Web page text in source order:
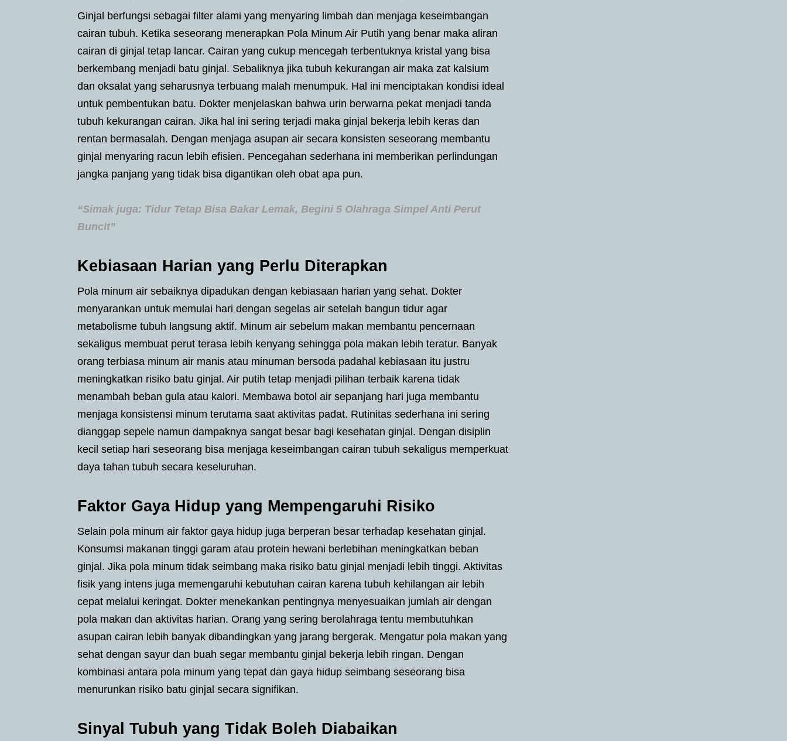
Ginjal berfungsi sebagai filter alami yang menyaring limbah dan menjaga keseimbangan
cairan tubuh. Ketika seseorang menerapkan Pola Minum Air Putih yang benar maka aliran
cairan di ginjal tetap lancar. Cairan yang cukup mencegah terbentuknya kristal yang bisa
berkembang menjadi batu ginjal. Sebaliknya jika tubuh kekurangan air maka zat kalsium
dan oksalat yang seharusnya terbuang malah menumpuk. Hal ini menciptakan kondisi ideal
untuk pembentukan batu. Dokter menjelaskan bahwa urin berwarna pekat menjadi tanda
tubuh kekurangan cairan. Jika hal ini sering terjadi maka ginjal bekerja lebih keras dan
rentan bermasalah. Dengan menjaga asupan air secara konsisten seseorang membantu
ginjal menyaring racun lebih efisien. Pencegahan sederhana ini memberikan perlindungan
jangka panjang yang tidak bisa digantikan oleh obat apa pun.
“Simak juga: Tidur Tetap Bisa Bakar Lemak, Begini 5 Olahraga Simpel Anti Perut
Buncit”
Kebiasaan Harian yang Perlu Diterapkan
Pola minum air sebaiknya dipadukan dengan kebiasaan harian yang sehat. Dokter
menyarankan untuk memulai hari dengan segelas air setelah bangun tidur agar
metabolisme tubuh langsung aktif. Minum air sebelum makan membantu pencernaan
sekaligus membuat perut terasa lebih kenyang sehingga pola makan lebih teratur. Banyak
orang terbiasa minum air manis atau minuman bersoda padahal kebiasaan itu justru
meningkatkan risiko batu ginjal. Air putih tetap menjadi pilihan terbaik karena tidak
menambah beban gula atau kalori. Membawa botol air sepanjang hari juga membantu
menjaga konsistensi minum terutama saat aktivitas padat. Rutinitas sederhana ini sering
dianggap sepele namun dampaknya sangat besar bagi kesehatan ginjal. Dengan disiplin
kecil setiap hari seseorang bisa menjaga keseimbangan cairan tubuh sekaligus memperkuat
daya tahan tubuh secara keseluruhan.
Faktor Gaya Hidup yang Mempengaruhi Risiko
Selain pola minum air faktor gaya hidup juga berperan besar terhadap kesehatan ginjal.
Konsumsi makanan tinggi garam atau protein hewani berlebihan meningkatkan beban
ginjal. Jika pola minum tidak seimbang maka risiko batu ginjal menjadi lebih tinggi. Aktivitas
fisik yang intens juga memengaruhi kebutuhan cairan karena tubuh kehilangan air lebih
cepat melalui keringat. Dokter menekankan pentingnya menyesuaikan jumlah air dengan
pola makan dan aktivitas harian. Orang yang sering berolahraga tentu membutuhkan
asupan cairan lebih banyak dibandingkan yang jarang bergerak. Mengatur pola makan yang
sehat dengan sayur dan buah segar membantu ginjal bekerja lebih ringan. Dengan
kombinasi antara pola minum yang tepat dan gaya hidup seimbang seseorang bisa
menurunkan risiko batu ginjal secara signifikan.
Sinyal Tubuh yang Tidak Boleh Diabaikan